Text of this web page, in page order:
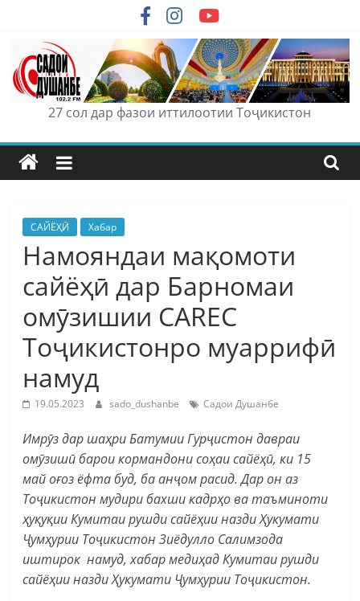
content
27 сол дар фазои иттилоотии Тоҷикистон
САЙЁҲӢ Хабар
Намояндаи мақомоти
сайёҳӣ дар Барномаи
омӯзишии CAREC
Тоҷикистонро муаррифӣ
намуд
19.05.2023 sado_dushanbe Садои Душанбе
Имрӯз дар шаҳри Батумии Гурҷистон давраи
омӯзишӣ барои кормандони соҳаи сайёҳӣ, ки 15
май оғоз ёфта буд, ба анҷом расид. Дар он аз
Тоҷикистон мудири бахши кадрҳо ва таъминоти
ҳуқуқии Кумитаи рушди сайёҳии назди Ҳукумати
Ҷумҳурии Тоҷикистон Зиёдулло Салимзода
иштирок намуд, хабар медиҳад Кумитаи рушди
сайёҳии назди Ҳукумати Ҷумҳурии Тоҷикистон.